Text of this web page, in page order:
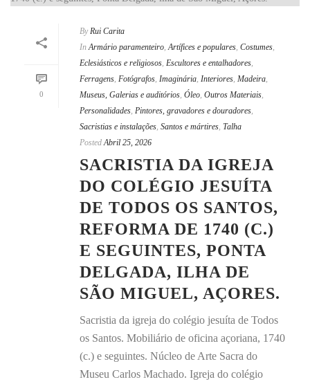
0
By Rui Carita
In Armário paramenteiro,Artífices e populares, Costumes,
Eclesiásticos e religiosos, Escultores e entalhadores,
Ferragens, Fotógrafos, Imaginária, Interiores, Madeira,
Museus, Galerias e auditórios, Óleo, Outros Materiais,
Personalidades, Pintores, gravadores e douradores,
Sacristias e instalações, Santos e mártires, Talha
Posted Abril 25, 2026
SACRISTIA DA IGREJA
DO COLÉGIO JESUÍTA
DE TODOS OS SANTOS,
REFORMA DE 1740 (C.)
E SEGUINTES, PONTA
DELGADA, ILHA DE
SÃO MIGUEL, AÇORES.
Sacristia da igreja do colégio jesuíta de Todos
os Santos. Mobiliário de oficina açoriana, 1740
(c.) e seguintes. Núcleo de Arte Sacra do
Museu Carlos Machado. Igreja do colégio